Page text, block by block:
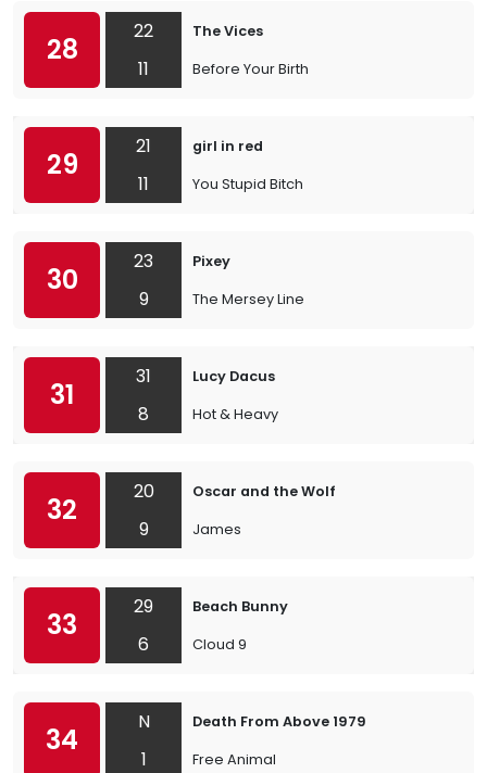
28
22
11
The Vices
Before Your Birth
29
21
11
girl in red
You Stupid Bitch
30
23
9
Pixey
The Mersey Line
31
31
8
Lucy Dacus
Hot & Heavy
32
20
9
Oscar and the Wolf
James
33
29
6
Beach Bunny
Cloud 9
34
N
1
Death From Above 1979
Free Animal